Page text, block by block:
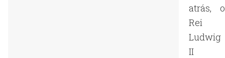
atrás, o
Rei
Ludwig
II